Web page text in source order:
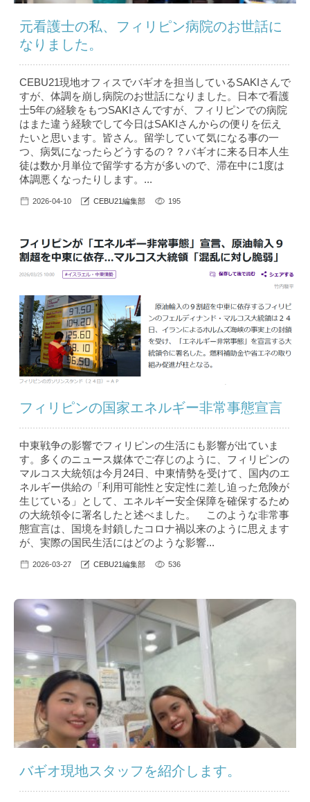
元看護士の私、フィリピン病院のお世話に
なりました。
CEBU21現地オフィスでバギオを担当しているSAKIさんで
すが、体調を崩し病院のお世話になりました。日本で看護
士5年の経験をもつSAKIさんですが、フィリピンでの病院
はまた違う経験でして今日はSAKIさんからの便りを伝え
たいと思います。皆さん。留学していて気になる事の一
つ、病気になったらどうするの？？バギオに来る日本人生
徒は数か月単位で留学する方が多いので、滞在中に1度は
体調悪くなったりします。...
2026-04-10 CEBU21編集部 195
フィリピンの国家エネルギー非常事態宣言
中東戦争の影響でフィリピンの生活にも影響が出ていま
す。多くのニュース媒体でご存じのように、フィリピンの
マルコス大統領は今月24日、中東情勢を受けて、国内のエ
ネルギー供給の「利用可能性と安定性に差し迫った危険が
生じている」として、エネルギー安全保障を確保するため
の大統領令に署名したと述べました。 このような非常事
態宣言は、国境を封鎖したコロナ禍以来のように思えます
が、実際の国民生活にはどのような影響...
2026-03-27 CEBU21編集部 536
バギオ現地スタッフを紹介します。